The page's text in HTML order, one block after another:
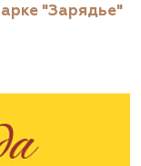
"Зарядье"